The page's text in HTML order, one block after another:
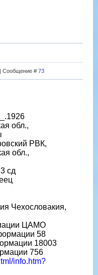
Сообщение # 73
обл.,
РВК,
обл.,
сд
Чехословакия,
ЦАМО
58
18003
756
info.htm?